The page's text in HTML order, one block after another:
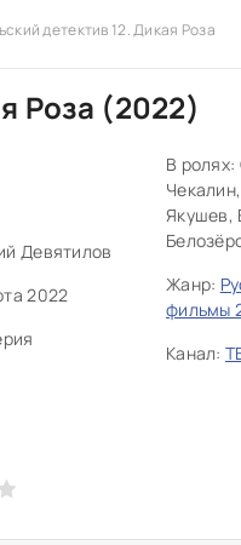
детектив 12. Дикая Роза
Роза (2022)
Девятилов
2022
В ролях:
Якушев,
Жанр:
фильмы
Канал: